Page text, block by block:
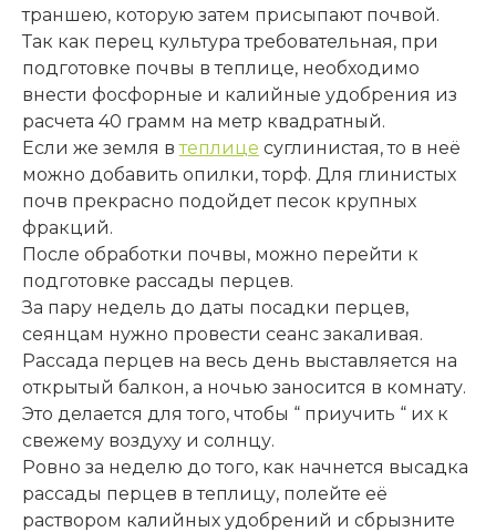
траншею, которую затем присыпают почвой.
Так как перец культура требовательная, при
подготовке почвы в теплице, необходимо
внести фосфорные и калийные удобрения из
расчета 40 грамм на метр квадратный.
Если же земля втеплице суглинистая, то в неё
можно добавить опилки, торф. Для глинистых
почв прекрасно подойдет песок крупных
фракций.
После обработки почвы, можно перейти к
подготовке рассады перцев.
За пару недель до даты посадки перцев,
сеянцам нужно провести сеанс закаливая.
Рассада перцев на весь день выставляется на
открытый балкон, а ночью заносится в комнату.
Это делается для того, чтобы “ приучить “ их к
свежему воздуху и солнцу.
Ровно за неделю до того, как начнется высадка
рассады перцев в теплицу, полейте её
раствором калийных удобрений и сбрызните